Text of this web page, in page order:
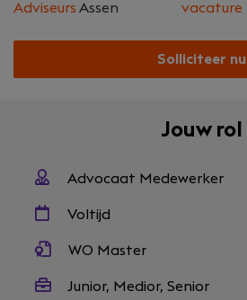
Adviseurs Assen
vacature
Solliciteer nu
Jouw rol
Advocaat Medewerker
Voltijd
WO Master
Junior, Medior, Senior